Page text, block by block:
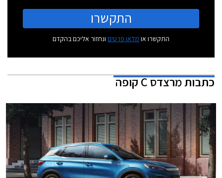
התקשרו
התקשרו או מלאו פרטים ונחזור אליכם בהקדם
כתבותמרצדס C קופה